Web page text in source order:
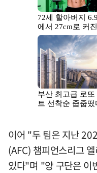
이어 "두 팀은 지난
(AFC) 챔피언스리그
있다"며 "양 구단은 이